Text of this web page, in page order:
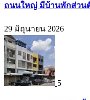
ถนนใหญ่ มีบ้านพักส่วนตั
29 มิถุนายน 2026
5